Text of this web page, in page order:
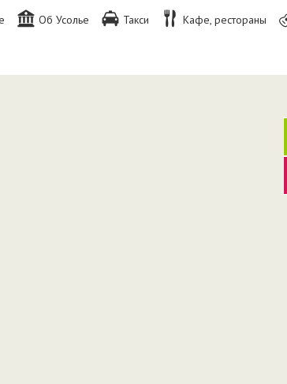
Об Усолье Такси Кафе, рестораны